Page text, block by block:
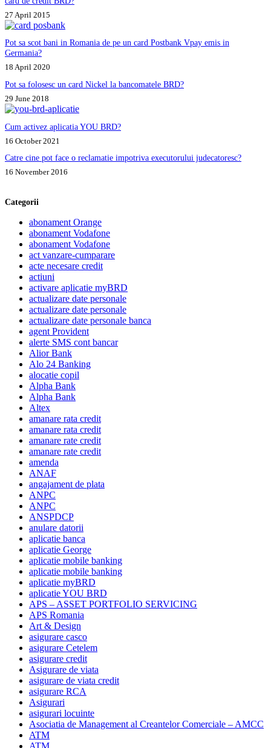
27 April 2015
Pot sa scot bani in Romania de pe un card Postbank Vpay emis in
Germania?
18 April 2020
Pot sa folosesc un card Nickel la bancomatele BRD?
29 June 2018
Cum activez aplicatia YOU BRD?
16 October 2021
Catre cine pot face o reclamatie impotriva executorului judecatoresc?
16 November 2016
Categorii
abonament Orange
abonament Vodafone
abonament Vodafone
act vanzare-cumparare
acte necesare credit
actiuni
activare aplicatie myBRD
actualizare date personale
actualizare date personale
actualizare date personale banca
agent Provident
alerte SMS cont bancar
Alior Bank
Alo 24 Banking
alocatie copil
Alpha Bank
Alpha Bank
Altex
amanare rata credit
amanare rata credit
amanare rate credit
amanare rate credit
amenda
ANAF
angajament de plata
ANPC
ANPC
ANSPDCP
anulare datorii
aplicatie banca
aplicatie George
aplicatie mobile banking
aplicatie mobile banking
aplicatie myBRD
aplicatie YOU BRD
APS – ASSET PORTFOLIO SERVICING
APS Romania
Art & Design
asigurare casco
asigurare Cetelem
asigurare credit
Asigurare de viata
asigurare de viata credit
asigurare RCA
Asigurari
asigurari locuinte
Asociatia de Management al Creantelor Comerciale – AMCC
ATM
ATM